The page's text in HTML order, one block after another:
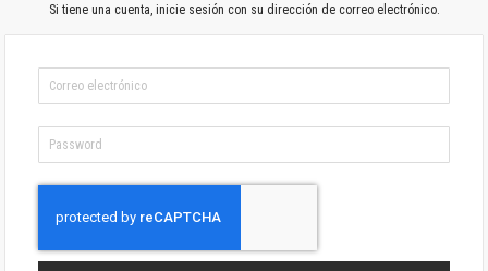
Si tiene una cuenta, inicie sesión con su dirección de correo electrónico.